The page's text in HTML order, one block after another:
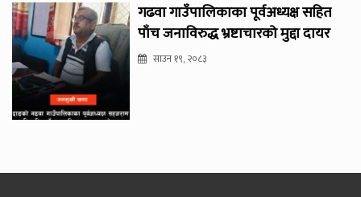
गढवा गाउँपालिकाका पूर्वअध्यक्ष सहित
पाँच जनाविरुद्ध भ्रष्टाचारको मुद्दा दायर
साउन १९, २०८३